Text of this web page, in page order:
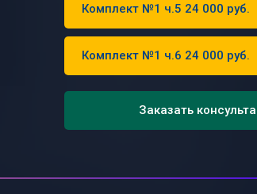
Комплект №1 ч.5 24 000 руб.
Комплект №1 ч.6 24 000 руб.
Заказать